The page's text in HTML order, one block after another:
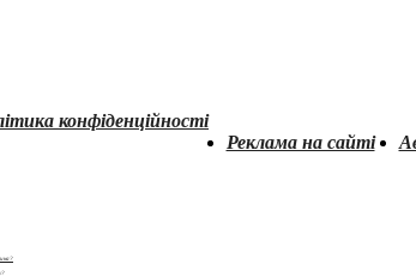
конфіденційності
Реклама на сайті